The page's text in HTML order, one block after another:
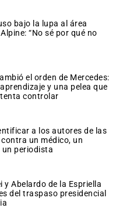
bajo la lupa al área
“No sé por qué no
el orden de Mercedes:
y una pelea que
controlar
a los autores de las
un médico, un
un periodista
y Abelardo de la Espriella
del traspaso presidencial